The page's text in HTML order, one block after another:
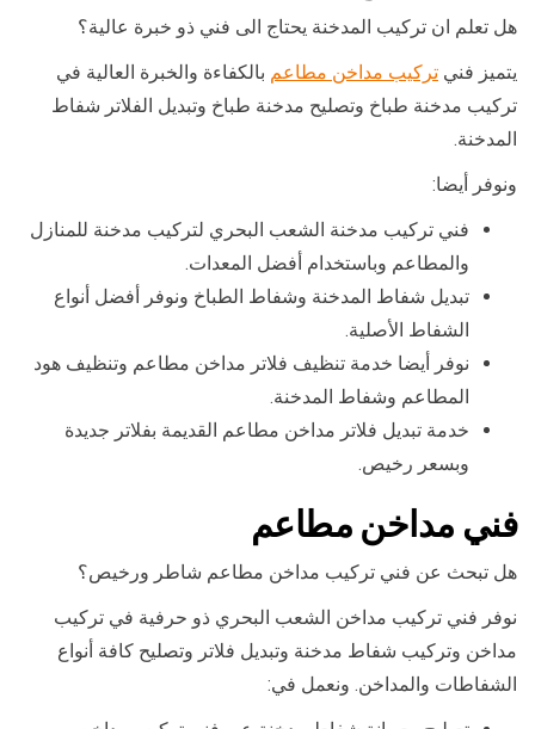
هل تعلم ان تركيب المدخنة يحتاج الى فني ذو خبرة عالية؟
يتميز فني تركيب مداخن مطاعم بالكفاءة والخبرة العالية في
تركيب مدخنة طباخ وتصليح مدخنة طباخ وتبديل الفلاتر شفاط
المدخنة.
ونوفر أيضا:
فني تركيب مدخنة الشعب البحري لتركيب مدخنة للمنازل
والمطاعم وباستخدام أفضل المعدات.
تبديل شفاط المدخنة وشفاط الطباخ ونوفر أفضل أنواع
الشفاط الأصلية.
نوفر أيضا خدمة تنظيف فلاتر مداخن مطاعم وتنظيف هود
المطاعم وشفاط المدخنة.
خدمة تبديل فلاتر مداخن مطاعم القديمة بفلاتر جديدة
وبسعر رخيص.
فني مداخن مطاعم
هل تبحث عن فني تركيب مداخن مطاعم شاطر ورخيص؟
نوفر فني تركيب مداخن الشعب البحري ذو حرفية في تركيب
مداخن وتركيب شفاط مدخنة وتبديل فلاتر وتصليح كافة أنواع
الشفاطات والمداخن. ونعمل في: